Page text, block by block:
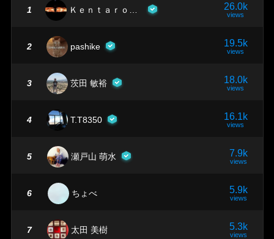
1 26.0k
views
2 pashike 19.5k
views
3 茨田 敏裕 18.0k
views
4 T.T8350 16.1k
views
5 瀬戸山 萌水 7.9k
views
6 ちょべ 5.9k
views
7 太田 美樹 5.3k
views